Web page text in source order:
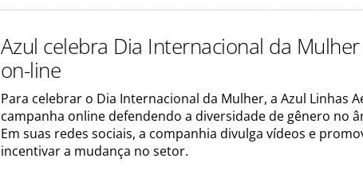
Azul celebra Dia Internacional da
on-line
Para celebrar o Dia Internacional da Mulher, a Azul Linhas
campanha online defendendo a diversidade de gênero no
Em suas redes sociais, a companhia divulga vídeos e
incentivar a mudança no setor.